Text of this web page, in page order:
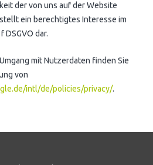
der von uns auf der Website
ein berechtigtes Interesse im
DSGVO dar.
mit Nutzerdaten finden Sie
von
intl/de/policies/privacy/.